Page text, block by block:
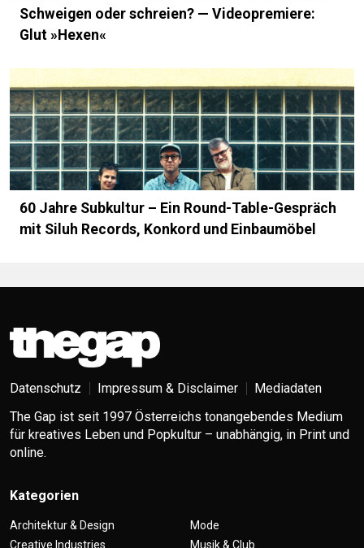
Schweigen oder schreien? — Videopremiere:
Glut »Hexen«
60 Jahre Subkultur – Ein Round-Table-Gespräch
mit Siluh Records, Konkord und Einbaumöbel
Datenschutz Impressum & Disclaimer
Mediadaten
The Gap ist seit 1997 Österreichs tonangebendes Medium
für kreatives Leben und Popkultur – unabhängig, in Print und
online.
Kategorien
Architektur & Design
Creative Industries
Mode
Musik & Club